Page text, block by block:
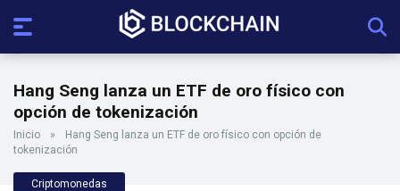
Hang Seng lanza un ETF de oro físico con
opción de tokenización
Inicio »
Hang Seng lanza un ETF de oro físico con opción de
tokenización
Criptomonedas